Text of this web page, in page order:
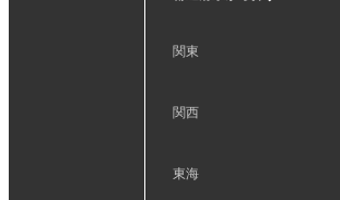
関東
関西
東海